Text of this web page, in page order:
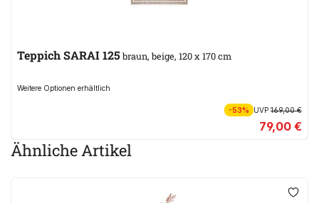
Teppich SARAI 125 braun, beige, 120 x 170 cm
Weitere Optionen erhältlich
-53% UVP169,00 €
79,00 €
Ähnliche Artikel